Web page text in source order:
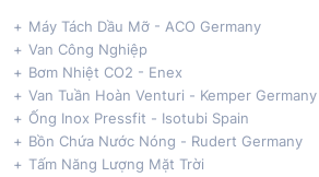
Máy Tách Dầu Mỡ - ACO Germany
Van Công Nghiệp
Bơm Nhiệt CO2 - Enex
Van Tuần Hoàn Venturi - Kemper Germany
Ống Inox Pressfit - Isotubi Spain
Bồn Chứa Nước Nóng - Rudert Germany
Tấm Năng Lượng Mặt Trời